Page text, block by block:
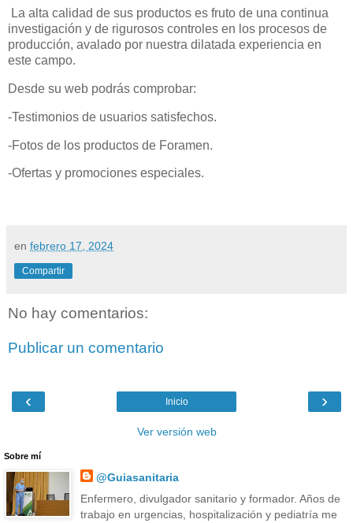
La alta calidad de sus productos es fruto de una continua
investigación y de rigurosos controles en los procesos de
producción, avalado por nuestra dilatada experiencia en
este campo.
Desde su web podrás comprobar:
-Testimonios de usuarios satisfechos.
-Fotos de los productos de Foramen.
-Ofertas y promociones especiales.
en febrero 17, 2024
Compartir
No hay comentarios:
Publicar un comentario
‹ ›
Inicio
Ver versión web
Sobre mí
@Guiasanitaria
Enfermero, divulgador sanitario y formador. Años de
trabajo en urgencias, hospitalización y pediatría me